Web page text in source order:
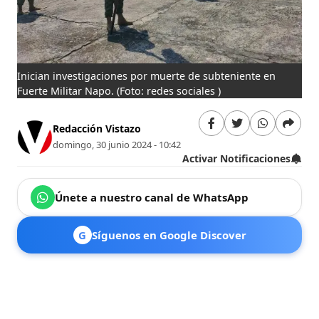
Inician investigaciones por muerte de subteniente en
Fuerte Militar Napo.(Foto: redes sociales )
Redacción Vistazo
domingo, 30 junio 2024 - 10:42
Activar Notificaciones
Únete a nuestro canal de WhatsApp
G Síguenos en Google Discover